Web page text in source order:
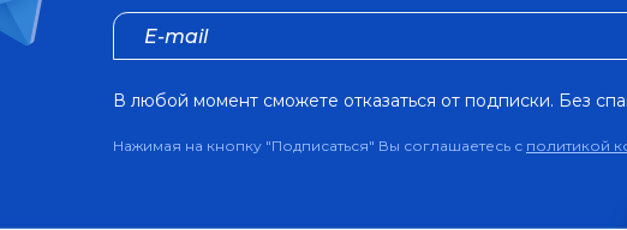
В любой момент сможете отказаться от подписки. Без
Нажимая на кнопку "Подписаться" Вы соглашаетесь с политикой